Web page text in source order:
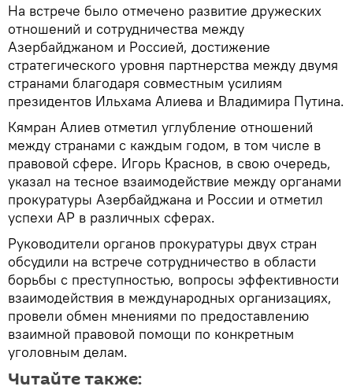
На встрече было отмечено развитие дружеских
отношений и сотрудничества между
Азербайджаном и Россией, достижение
стратегического уровня партнерства между двумя
странами благодаря совместным усилиям
президентов Ильхама Алиева и Владимира Путина.
Кямран Алиев отметил углубление отношений
между странами с каждым годом, в том числе в
правовой сфере. Игорь Краснов, в свою очередь,
указал на тесное взаимодействие между органами
прокуратуры Азербайджана и России и отметил
успехи АР в различных сферах.
Руководители органов прокуратуры двух стран
обсудили на встрече сотрудничество в области
борьбы с преступностью, вопросы эффективности
взаимодействия в международных организациях,
провели обмен мнениями по предоставлению
взаимной правовой помощи по конкретным
уголовным делам.
Читайте также: